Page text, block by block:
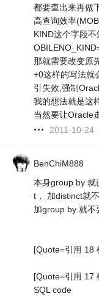
都要查出来再做
高查询效率
KIND这个字段
那就需要改变原
+0这样的写法就
引失效,强制
我的想法就是这
当然要让Oracle
2011-10-24
BenChiM888
本身group by 就
t， 加distinct就
加group by 就不
[Quote=引用 18
[Quote=引用 17
SQL code